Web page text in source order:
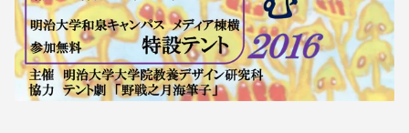
野
戦
之